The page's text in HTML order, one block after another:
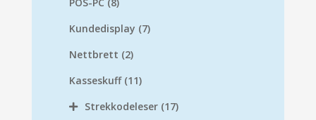
Kundedisplay (7)
Nettbrett (2)
Kasseskuff (11)
Strekkodeleser (17)